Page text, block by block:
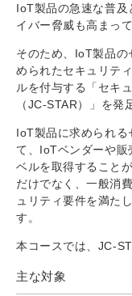
IoT製品の急速な普
イバー脅威も高まって
そのため、IoT製品の
められたセキュリテ
ルを付与する「セキ
（JC-STAR）」を発
IoT製品に求められ
て、IoTベンダーや販
ベルを取得すること
だけでなく、一般消
ュリティ要件を満た
す。
本コースでは、JC-
主な対象